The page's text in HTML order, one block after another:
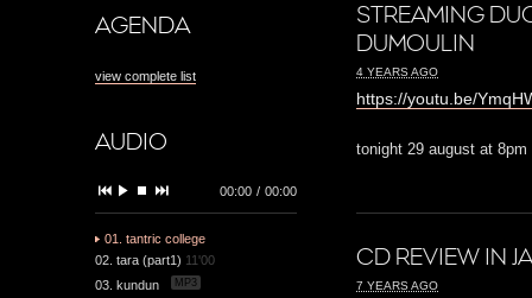
AGENDA
view complete list
AUDIO
00:00 / 00:00
01. tantric college
02. tara (part1) 11'00
03. kundun
MP3
STREAMING
DUMOULIN
4 YEARS AGO
https://youtu.be/
tonight 29 august at 8pm
CD REVIEW IN
7 YEARS AGO